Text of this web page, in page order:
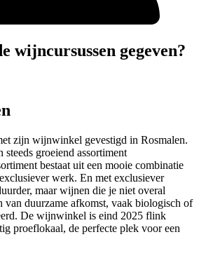
wijncursussen gegeven?
zijn wijnwinkel gevestigd in Rosmalen.
groeiend assortiment
bestaat uit een mooie combinatie
werk. En met exclusiever
maar wijnen die je niet overal
van duurzame afkomst, vaak biologisch of
De wijnwinkel is eind 2025 flink
proeflokaal, de perfecte plek voor een